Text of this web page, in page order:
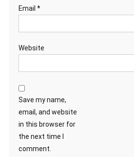
Email *
Website
Save my name,
email, and website
in this browser for
the next time I
comment.